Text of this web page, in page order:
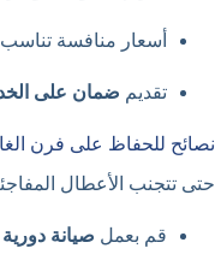
أسعار منافسة تناسب
تقديم ضمان على
نصائح للحفاظ على فرن
حتى تتجنب الأعطال
قم بعمل صيانة دورية